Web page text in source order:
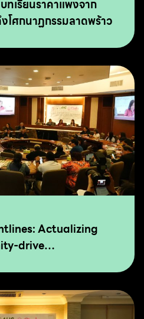
เรียนราคาแพงจาก
ศกนาฏกรรมลาดพร้าว
Actualizing
drive